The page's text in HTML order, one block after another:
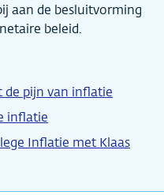
aan de besluitvorming
beleid.
de pijn van inflatie
inflatie
Inflatie met Klaas